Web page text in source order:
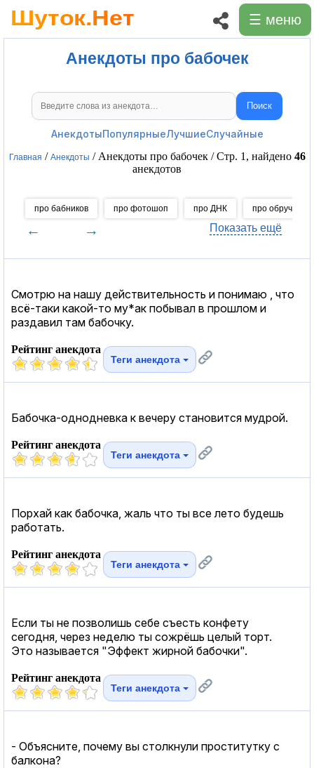
☰ меню
Анекдоты про бабочек
Поиск анекдотов Поиск
АнекдотыПопулярныеЛучшиеСлучайные
Главная / Анекдоты / Анекдоты про бабочек / Стр. 1, найдено 46
анекдотов
про бабников про фотошоп про ДНК про
← → Показать ещё
Смотрю на нашу действительность и понимаю , что
всё-таки какой-то му*ак побывал в прошлом и
раздавил там бабочку.
Рейтинг анекдота
Теги анекдота
Бабочка-однодневка к вечеру становится мудрой.
Рейтинг анекдота
Теги анекдота
Порхай как бабочка, жаль что ты все лето будешь
работать.
Рейтинг анекдота
Теги анекдота
Если ты не позволишь себе съесть конфету
сегодня, через неделю ты сожрёшь целый торт.
Это называется "Эффект жирной бабочки".
Рейтинг анекдота
Теги анекдота
- Объясните, почему вы столкнули проститутку с
балкона?